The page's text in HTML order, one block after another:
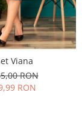
Viana
RON
RON